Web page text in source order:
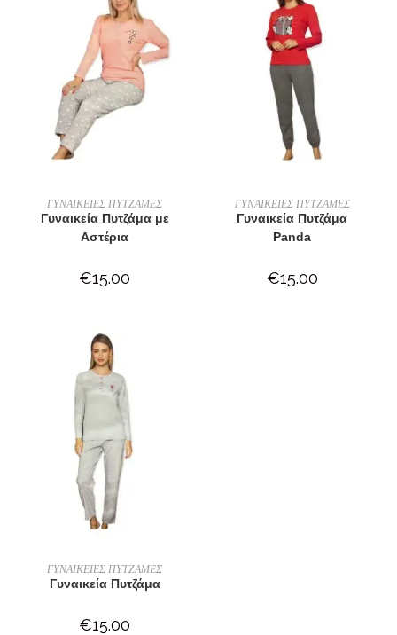
ΕΠΙΛΟΓΉ
ΓΥΝΑΙΚΕΙΕΣ ΠΥΤΖΑΜΕΣ
Γυναικεία Πυτζάμα με
Αστέρια
€15.00
ΕΠΙΛΟΓΉ
ΓΥΝΑΙΚΕΙΕΣ ΠΥΤΖΑΜΕΣ
Γυναικεία Πυτζάμα
Panda
€15.00
ΕΠΙΛΟΓΉ
ΓΥΝΑΙΚΕΙΕΣ ΠΥΤΖΑΜΕΣ
Γυναικεία Πυτζάμα
€15.00